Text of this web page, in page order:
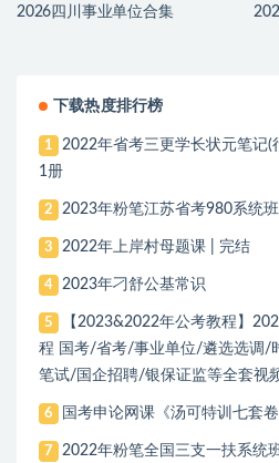
2026四川事业单位合集
下载热度排行榜
1
2022年省考三更学长状元笔记(
1册
2 2023年粉笔江苏省考980系统班
3 2022年上岸村母题课 | 完结
4 2023年刁舒公基常识
5
【2023&2022年公考教程】
程 国考/省考/事业单位/遴选选调/
笔试/国企招聘/银保证监等全套视
6 国考申论网课《汤可特训七套卷
7 2022年粉笔全国三支一扶系统